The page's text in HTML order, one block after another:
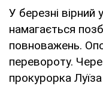
У березні вірний
намагається
повноважень.
перевороту.
прокурорка